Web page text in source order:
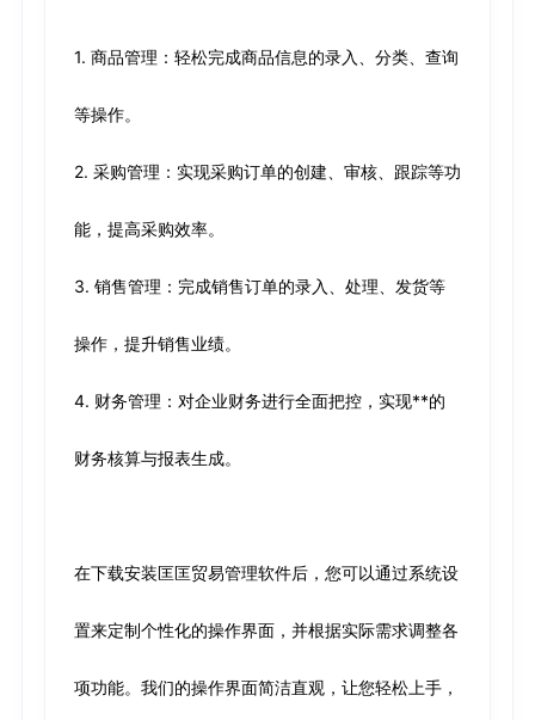
1. 商品管理：轻松完成商品信息的录入、分类、查询
等操作。
2. 采购管理：实现采购订单的创建、审核、跟踪等功
能，提高采购效率。
3. 销售管理：完成销售订单的录入、处理、发货等
操作，提升销售业绩。
4. 财务管理：对企业财务进行全面把控，实现**的
财务核算与报表生成。
在下载安装匡匡贸易管理软件后，您可以通过系统设
置来定制个性化的操作界面，并根据实际需求调整各
项功能。我们的操作界面简洁直观，让您轻松上手，